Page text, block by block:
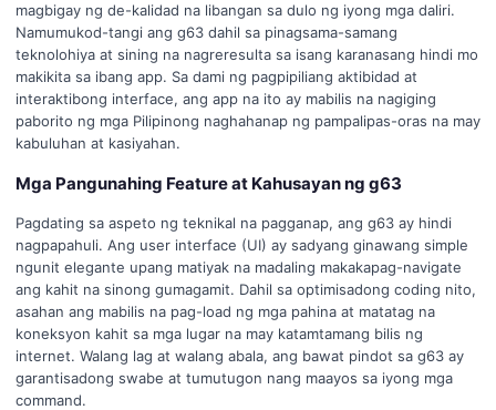
magbigay ng de-kalidad na libangan sa dulo ng iyong mga daliri.
Namumukod-tangi ang g63 dahil sa pinagsama-samang
teknolohiya at sining na nagreresulta sa isang karanasang hindi mo
makikita sa ibang app. Sa dami ng pagpipiliang aktibidad at
interaktibong interface, ang app na ito ay mabilis na nagiging
paborito ng mga Pilipinong naghahanap ng pampalipas-oras na may
kabuluhan at kasiyahan.
Mga Pangunahing Feature at Kahusayan ng g63
Pagdating sa aspeto ng teknikal na pagganap, ang g63 ay hindi
nagpapahuli. Ang user interface (UI) ay sadyang ginawang simple
ngunit elegante upang matiyak na madaling makakapag-navigate
ang kahit na sinong gumagamit. Dahil sa optimisadong coding nito,
asahan ang mabilis na pag-load ng mga pahina at matatag na
koneksyon kahit sa mga lugar na may katamtamang bilis ng
internet. Walang lag at walang abala, ang bawat pindot sa g63 ay
garantisadong swabe at tumutugon nang maayos sa iyong mga
command.